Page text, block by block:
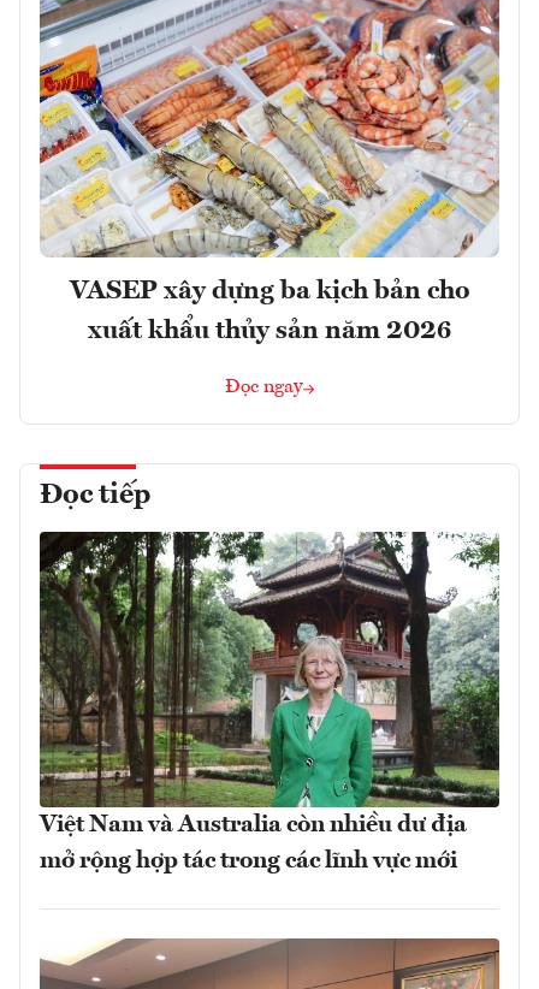
VASEP xây dựng ba kịch bản cho
xuất khẩu thủy sản năm 2026
Đọc ngay
Đọc tiếp
Việt Nam và Australia còn nhiều dư địa
mở rộng hợp tác trong các lĩnh vực mới